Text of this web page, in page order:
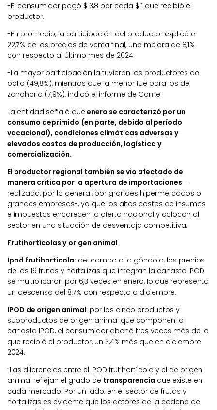
-El consumidor pagó $ 3,8 por cada $ 1 que recibió el
productor.
-En promedio, la participación del productor explicó el
22,7% de los precios de venta final, una mejora de 8,1%
con respecto al último mes de 2024.
-La mayor participación la tuvieron los productores de
pollo (49,8%), mientras que la menor fue para los de
zanahoria (7,9%), indicó el informe de Came.
La entidad señaló que enero se caracterizó por un
consumo deprimido (en parte, debido al período
vacacional), condiciones climáticas adversas y
elevados costos de producción, logística y
comercialización.
El productor regional también se vio afectado de
manera crítica por la apertura de importaciones -
realizada, por lo general, por grandes hipermercados o
grandes empresas-, ya que los altos costos de insumos
e impuestos encarecen la oferta nacional y colocan al
sector en una situación de desventaja competitiva.
Frutihortícolas y origen animal
Ipod frutihortícola: del campo a la góndola, los precios
de las 19 frutas y hortalizas que integran la canasta IPOD
se multiplicaron por 6,3 veces en enero, lo que representa
un descenso del 8,7% con respecto a diciembre.
IPOD de origen animal: por los cinco productos y
subproductos de origen animal que componen la
canasta IPOD, el consumidor abonó tres veces más de lo
que recibió el productor, un 3,4% más que en diciembre
2024.
“Las diferencias entre el IPOD frutihortícola y el de origen
animal reflejan el grado de transparencia que existe en
cada mercado. Por un lado, en el sector de frutas y
hortalizas es evidente que los actores de la cadena de